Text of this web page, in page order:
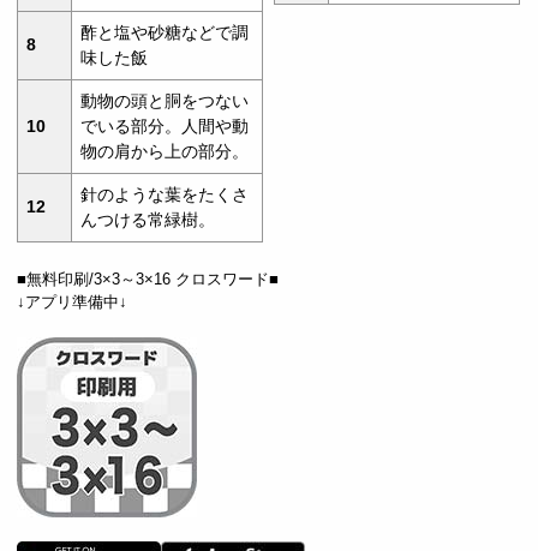
8
酢と塩や砂糖などで調
味した飯
10
動物の頭と胴をつない
でいる部分。人間や動
物の肩から上の部分。
12
針のような葉をたくさ
んつける常緑樹。
■無料印刷/3×3～3×16 クロスワード■
↓アプリ準備中↓